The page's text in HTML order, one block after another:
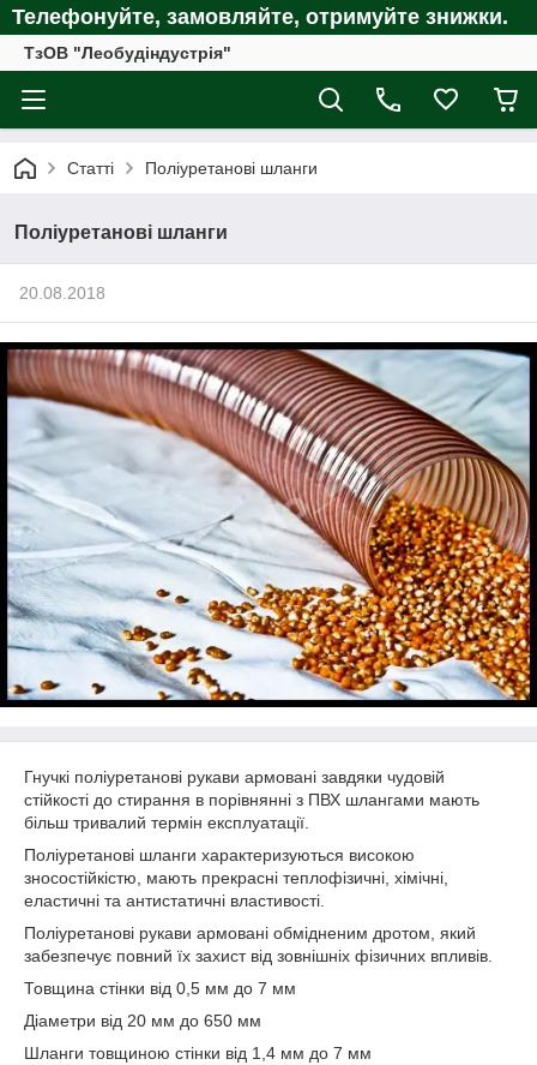
Телефонуйте, замовляйте, отримуйтезнижки.
ТзОВ "Леобудіндустрія"
Статті Поліуретанові шланги
Поліуретанові шланги
20.08.2018
Гнучкі поліуретанові рукави армовані завдяки чудовій
стійкості до стирання в порівнянні з ПВХ шлангами мають
більш тривалий термін експлуатації.
Поліуретанові шланги характеризуються високою
зносостійкістю, мають прекрасні теплофізичні, хімічні,
еластичні та антистатичні властивості.
Поліуретанові рукави армовані обмідненим дротом, який
забезпечує повний їх захист від зовнішніх фізичних впливів.
Товщина стінки від 0,5 мм до 7 мм
Діаметри від 20 мм до 650 мм
Шланги товщиною стінки від 1,4 мм до 7 мм